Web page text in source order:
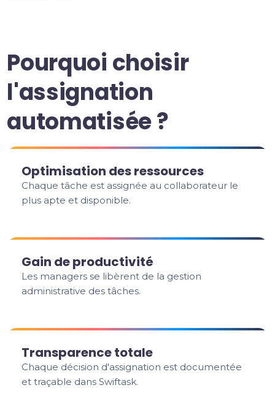
Pourquoi choisir
l'assignation
automatisée ?
Optimisation des ressources
Chaque tâche est assignée au collaborateur le
plus apte et disponible.
Gain de productivité
Les managers se libèrent de la gestion
administrative des tâches.
Transparence totale
Chaque décision d'assignation est documentée
et traçable dans Swiftask.